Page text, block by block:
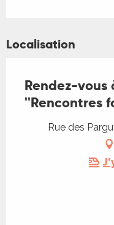
Localisation
Rendez-vous
''Rencontres
Rue des